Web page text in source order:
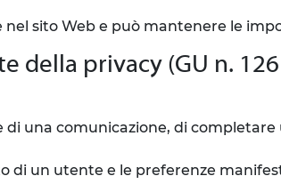
sito Web e può mantenere le
privacy (GU n.
una comunicazione, di
un utente e le preferenze